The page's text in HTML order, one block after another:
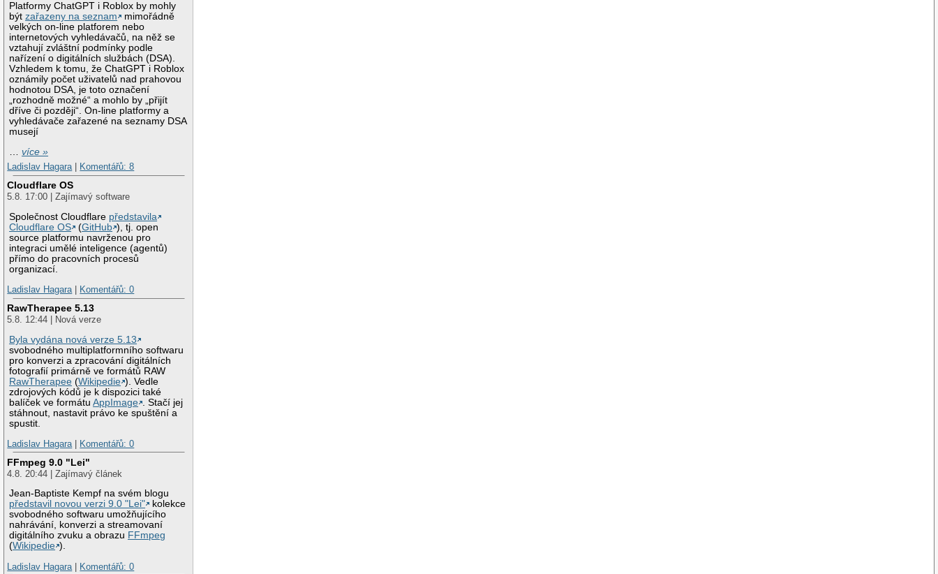
Platformy ChatGPT i Roblox by mohly
býtzařazeny na seznam
mimořádně
velkých on-line platforem nebo
internetových vyhledávačů, na něž se
vztahují zvláštní podmínky podle
nařízení o digitálních službách (DSA).
Vzhledem k tomu, že ChatGPT i Roblox
oznámily počet uživatelů nad prahovou
hodnotou DSA, je toto označení
„rozhodně možné“ a mohlo by „přijít
dříve či později“. On-line platformy a
vyhledávače zařazené na seznamy DSA
musejí
…více »
Ladislav Hagara| Komentářů: 8
Cloudflare OS
5.8. 17:00 | Zajímavý software
Společnost Cloudflare představila
Cloudflare OS
(GitHub ), tj. open
source platformu navrženou pro
integraci umělé inteligence (agentů)
přímo do pracovních procesů
organizací.
Ladislav Hagara| Komentářů: 0
RawTherapee 5.13
5.8. 12:44 | Nová verze
Byla vydána nová verze 5.13
svobodného multiplatformního softwaru
pro konverzi a zpracování digitálních
fotografií primárně ve formátů RAW
RawTherapee (Wikipedie ). Vedle
zdrojových kódů je k dispozici také
balíček ve formátuAppImage
. Stačí jej
stáhnout, nastavit právo ke spuštění a
spustit.
Ladislav Hagara| Komentářů: 0
FFmpeg 9.0 "Lei"
4.8. 20:44 | Zajímavý článek
Jean-Baptiste Kempf na svém blogu
představil novou verzi 9.0 "Lei"
kolekce
svobodného softwaru umožňujícího
nahrávání, konverzi a streamovaní
digitálního zvuku a obrazu FFmpeg
(Wikipedie ).
Ladislav Hagara| Komentářů: 0